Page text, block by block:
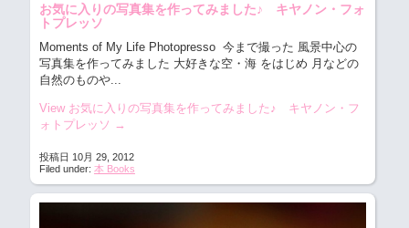
お気に入りの写真集を作ってみました♪ キヤノン・フォ
トプレッソ
Moments of My Life Photopresso 今まで撮った 風景中心の
写真集を作ってみました 大好きな空・海 をはじめ 月などの
自然のものや...
View お気に入りの写真集を作ってみました♪ キヤノン・フ
ォトプレッソ →
投稿日 10月 29, 2012
Filed under: 本 Books